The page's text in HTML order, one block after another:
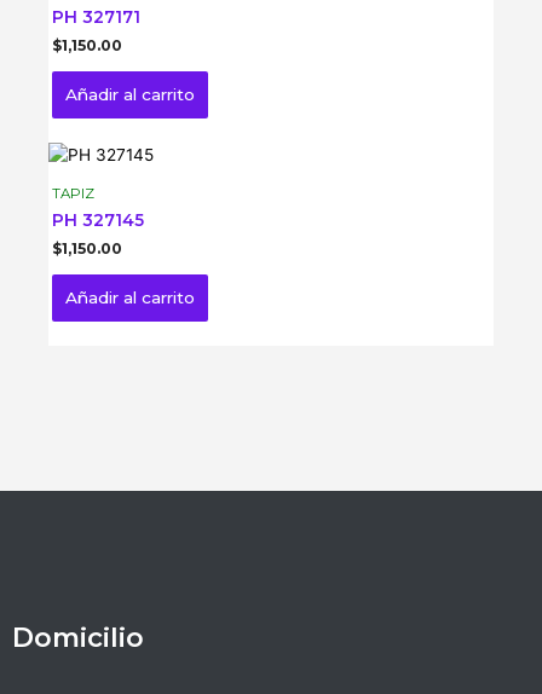
PH 327171
$1,150.00
Añadir al carrito
TAPIZ
PH 327145
$1,150.00
Añadir al carrito
Domicilio